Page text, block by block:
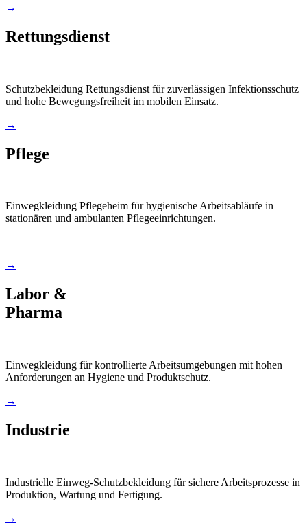
→
Rettungsdienst
Schutzbekleidung Rettungsdienst für zuverlässigen Infektionsschutz
und hohe Bewegungsfreiheit im mobilen Einsatz.
→
Pflege
Einwegkleidung Pflegeheim für hygienische Arbeitsabläufe in
stationären und ambulanten Pflegeeinrichtungen.
→
Labor &
Pharma
Einwegkleidung für kontrollierte Arbeitsumgebungen mit hohen
Anforderungen an Hygiene und Produktschutz.
→
Industrie
Industrielle Einweg-Schutzbekleidung für sichere Arbeitsprozesse in
Produktion, Wartung und Fertigung.
→